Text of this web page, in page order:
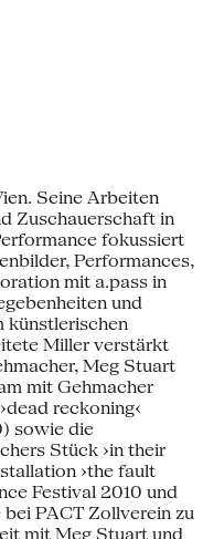
Seine Arbeiten
Zuschauerschaft in
fokussiert
Performances,
mit a.pass in
und
künstlerischen
Miller verstärkt
Meg Stuart
mit Gehmacher
reckoning‹
sowie die
Stück ›in their
›the fault
Festival 2010 und
PACT Zollverein zu
mit Meg Stuart und